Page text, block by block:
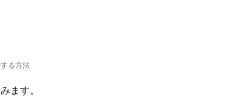
る方法
ます。